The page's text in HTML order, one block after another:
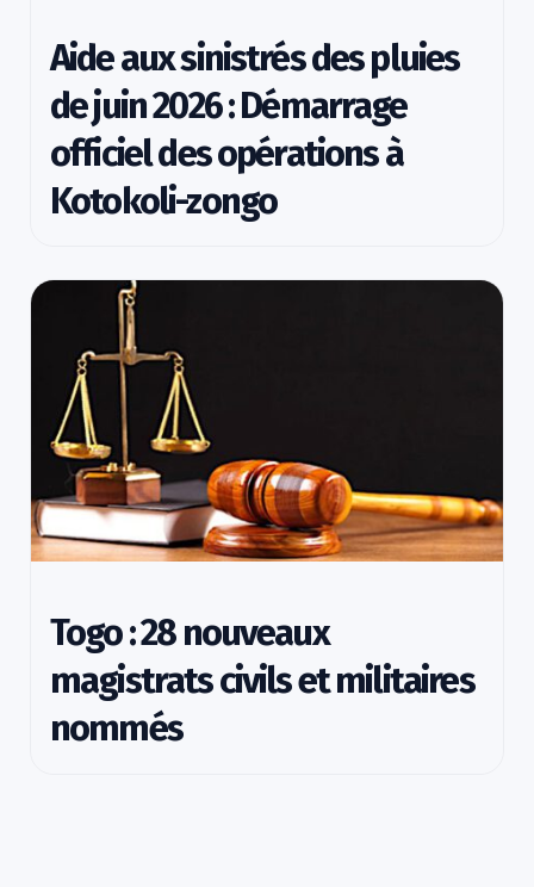
Aide aux sinistrés des pluies
de juin 2026 : Démarrage
officiel des opérations à
Kotokoli-zongo
Togo : 28 nouveaux
magistrats civils et militaires
nommés